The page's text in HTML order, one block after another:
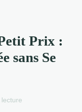
Prix :
sans Se